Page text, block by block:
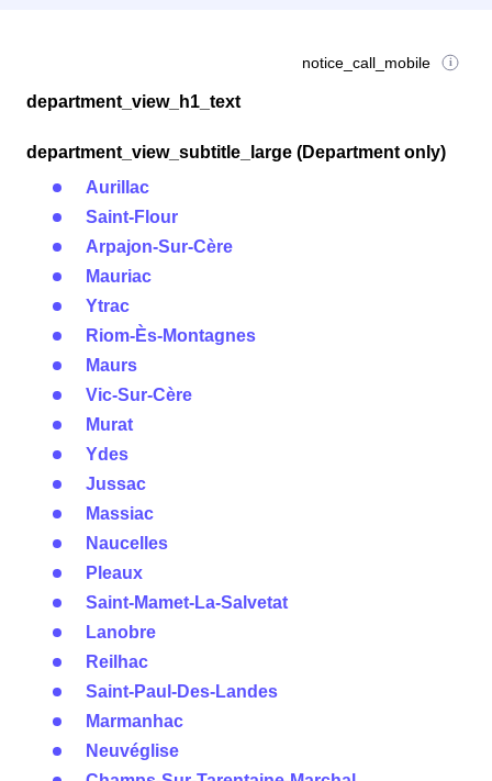
notice_call_mobile
department_view_h1_text
department_view_subtitle_large (Department only)
Aurillac
Saint-Flour
Arpajon-Sur-Cère
Mauriac
Ytrac
Riom-Ès-Montagnes
Maurs
Vic-Sur-Cère
Murat
Ydes
Jussac
Massiac
Naucelles
Pleaux
Saint-Mamet-La-Salvetat
Lanobre
Reilhac
Saint-Paul-Des-Landes
Marmanhac
Neuvéglise